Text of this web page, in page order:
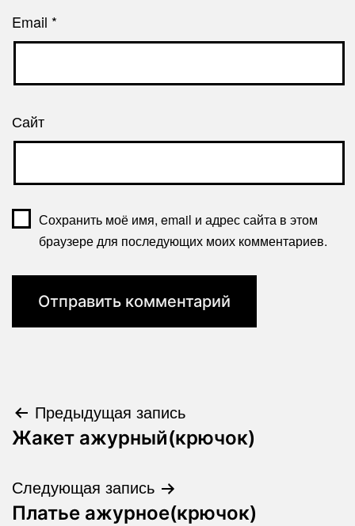
Email *
Сайт
Сохранить моё имя, email и адрес сайта в этом
браузере для последующих моих комментариев.
Навигация
по
записям
Предыдущая запись
Жакет ажурный(крючок)
Следующая запись
Платье ажурное(крючок)